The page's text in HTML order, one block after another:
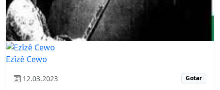
Ezîzê Cewo
12.03.2023 Gotar